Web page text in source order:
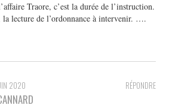
Traore, c’est la durée de l’instruction.
la lecture de l’ordonnance à intervenir. ….
RÉPONDRE
2020